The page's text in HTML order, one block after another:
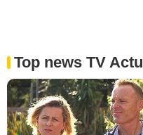
Top news TV Actu